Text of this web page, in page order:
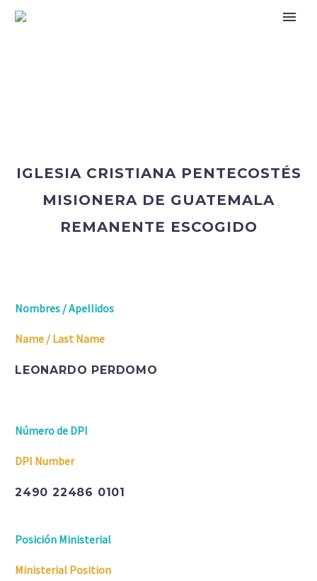
IGLESIA CRISTIANA PENTECOSTÉS
MISIONERA DE GUATEMALA
REMANENTE ESCOGIDO
Nombres / Apellidos
Name / Last Name
LEONARDO PERDOMO
Número de DPI
DPI Number
2490 22486 0101
Posición Ministerial
Ministerial Position